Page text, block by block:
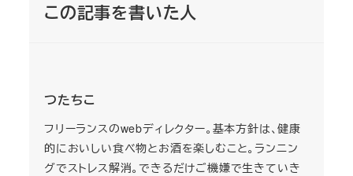
この記事を書いた人
つたちこ
フリーランスのwebディレクター。基本方針は、健康
的においしい食べ物とお酒を楽しむこと。ランニン
グでストレス解消。できるだけご機嫌で生きていき